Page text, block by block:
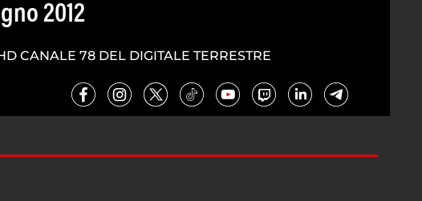
2012
CANALE 78 DEL DIGITALE TERRESTRE